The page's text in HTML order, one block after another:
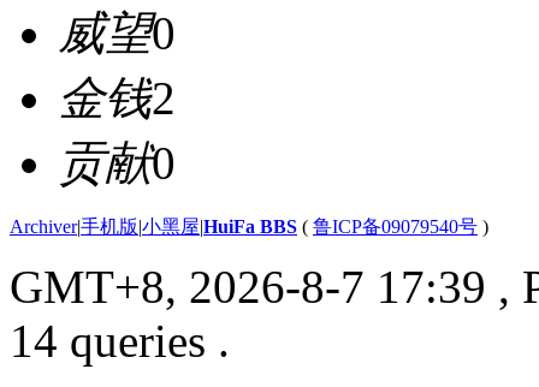
威望0
金钱2
贡献0
Archiver|手机版|小黑屋|HuiFa BBS ( 鲁ICP备09079540号 )
GMT+8, 2026-8-7 17:39 ,
14 queries .